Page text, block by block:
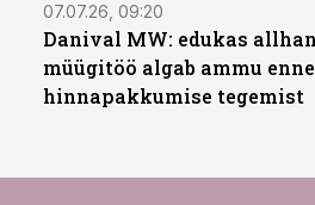
07.07.26, 09:20
Danival MW: edukas
müügitöö algab ammu enne
hinnapakkumise tegemist